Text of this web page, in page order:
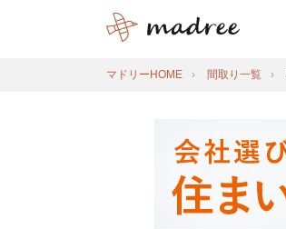
マドリーHOME 間取り一覧